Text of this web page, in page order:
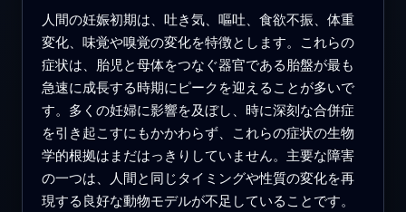
人間の妊娠初期は、吐き気、嘔吐、食欲不振、体重
変化、味覚や嗅覚の変化を特徴とします。これらの
症状は、胎児と母体をつなぐ器官である胎盤が最も
急速に成長する時期にピークを迎えることが多いで
す。多くの妊婦に影響を及ぼし、時に深刻な合併症
を引き起こすにもかかわらず、これらの症状の生物
学的根拠はまだはっきりしていません。主要な障害
の一つは、人間と同じタイミングや性質の変化を再
現する良好な動物モデルが不足していることです。